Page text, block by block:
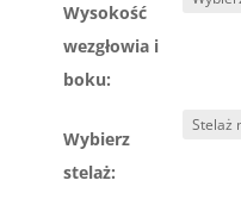
Wysokość
wezgłowia i
boku:
Wybierz
stelaż: